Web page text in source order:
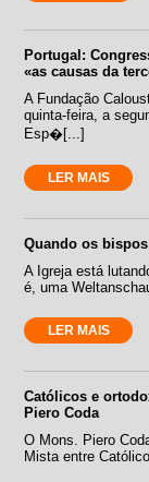
Portugal:
«as causas da
A Fundação
quinta-feira, a
Esp�[...]
LER MAIS
Quando os
A Igreja está
é, uma
LER MAIS
Católicos e
Piero Coda
O Mons. Piero
Mista entre